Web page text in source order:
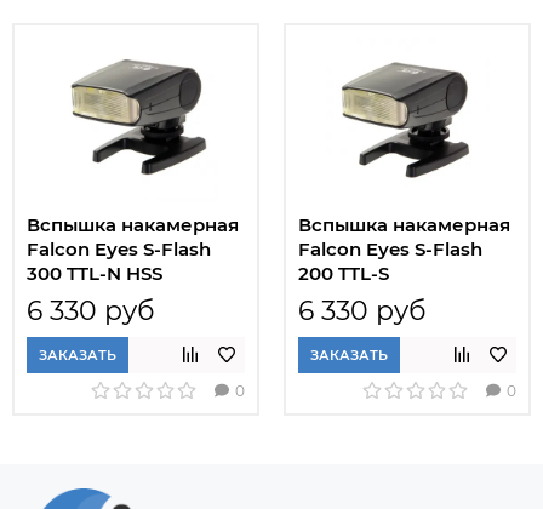
Вспышка накамерная
Falcon Eyes S-Flash
300 TTL-N HSS
6 330 руб
ЗАКАЗАТЬ
0
Вспышка накамерная
Falcon Eyes S-Flash
200 TTL-S
6 330 руб
ЗАКАЗАТЬ
0